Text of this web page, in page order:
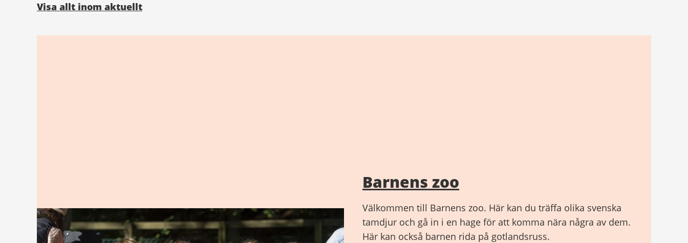
kan välja i stället.
Visa allt inom aktuellt
Barnens zoo
Välkommen till Barnens zoo. Här kan du träffa olika svenska
tamdjur och gå in i en hage för att komma nära några av dem.
Här kan också barnen rida på gotlandsruss.